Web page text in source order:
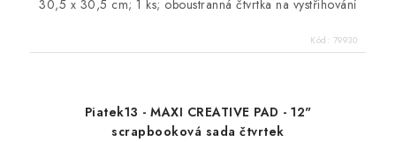
30,5 x 30,5 cm; 1 ks; oboustranná čtvrtka na vystřihování
Kód: 79930
Piatek13 - MAXI CREATIVE PAD - 12"
scrapbooková sada čtvrtek